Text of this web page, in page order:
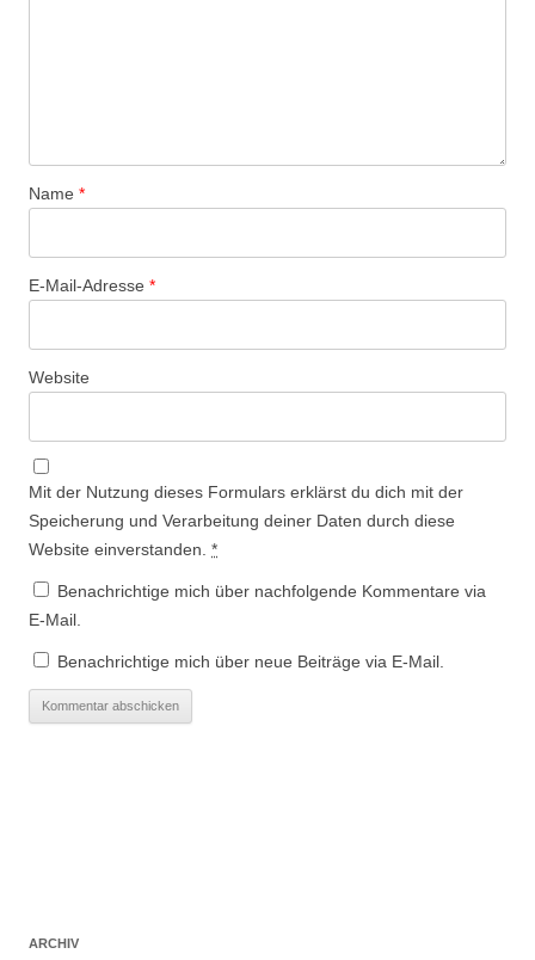
Name *
E-Mail-Adresse *
Website
Mit der Nutzung dieses Formulars erklärst du dich mit der
Speicherung und Verarbeitung deiner Daten durch diese
Website einverstanden. *
Benachrichtige mich über nachfolgende Kommentare via
E-Mail.
Benachrichtige mich über neue Beiträge via E-Mail.
ARCHIV